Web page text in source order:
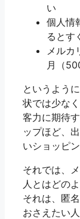
い
個人情
るとす
メルカ
月（
というよう
状では少な
客力に期待
ップほど、
いショッピ
それでは、
人とはどの
それは、匿
おさえたい人